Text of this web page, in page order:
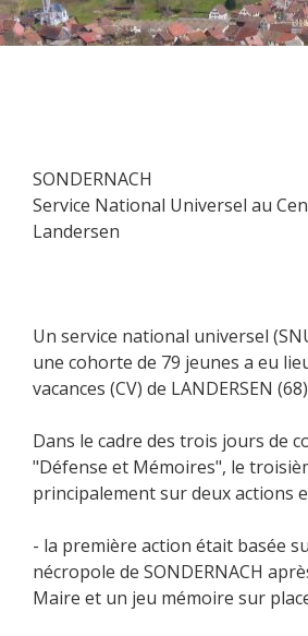
SONDERNACH
Service National Universel au
Landersen
Un service national universel
une cohorte de 79 jeunes a eu
vacances (CV) de LANDERSEN
Dans le cadre des trois jours de
"Défense et Mémoires", le
principalement sur deux actions
- la première action était basée
nécropole de SONDERNACH
Maire et un jeu mémoire sur